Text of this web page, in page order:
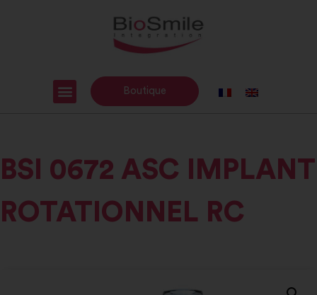
Boutique
BSI 0672 ASC IMPLANT
ROTATIONNEL RC